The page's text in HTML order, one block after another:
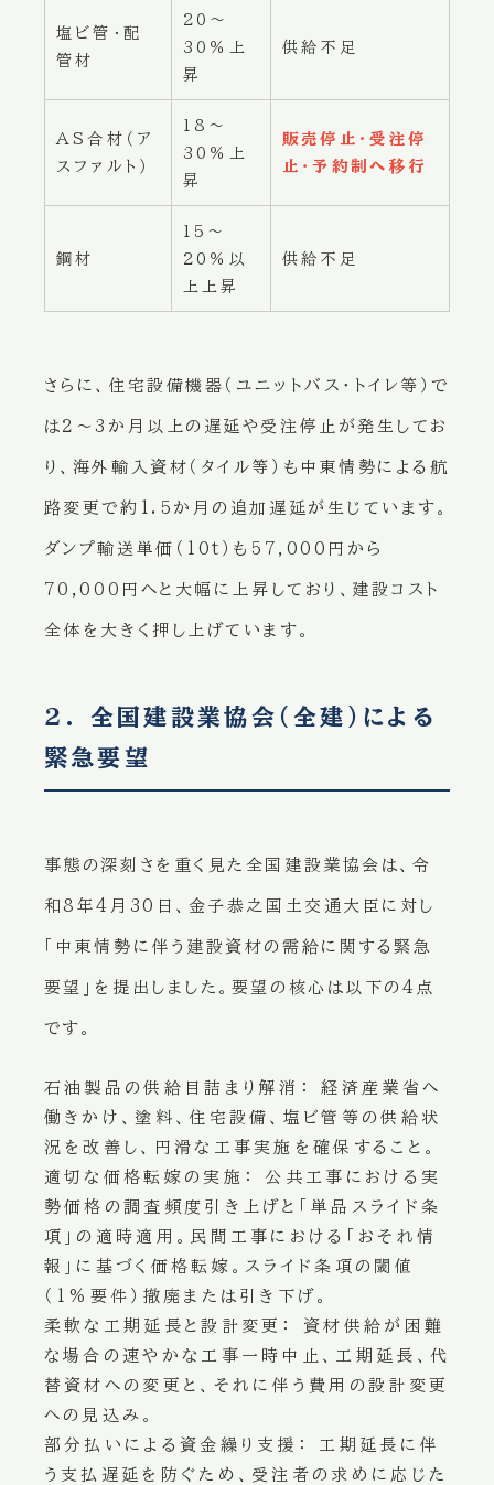
塩ビ管・配
管材
20〜
30％上
昇
供給不足
AS合材（ア
スファルト）
18〜
30％上
昇
販売停止・受注停
止・予約制へ移行
鋼材
15〜
20％以
上上昇
供給不足
さらに、住宅設備機器（ユニットバス・トイレ等）で
は2〜3か月以上の遅延や受注停止が発生してお
り、海外輸入資材（タイル等）も中東情勢による航
路変更で約1.5か月の追加遅延が生じています。
ダンプ輸送単価（10t）も57,000円から
70,000円へと大幅に上昇しており、建設コスト
全体を大きく押し上げています。
2. 全国建設業協会（全建）による
緊急要望
事態の深刻さを重く見た全国建設業協会は、令
和8年4月30日、金子恭之国土交通大臣に対し
「中東情勢に伴う建設資材の需給に関する緊急
要望」を提出しました。要望の核心は以下の4点
です。
石油製品の供給目詰まり解消：
経済産業省へ
働きかけ、塗料、住宅設備、塩ビ管等の供給状
況を改善し、円滑な工事実施を確保すること。
適切な価格転嫁の実施：
公共工事における実
勢価格の調査頻度引き上げと「単品スライド条
項」の適時適用。民間工事における「おそれ情
報」に基づく価格転嫁。スライド条項の閾値
（1%要件）撤廃または引き下げ。
柔軟な工期延長と設計変更：
資材供給が困難
な場合の速やかな工事一時中止、工期延長、代
替資材への変更と、それに伴う費用の設計変更
への見込み。
部分払いによる資金繰り支援：
工期延長に伴
う支払遅延を防ぐため、受注者の求めに応じた